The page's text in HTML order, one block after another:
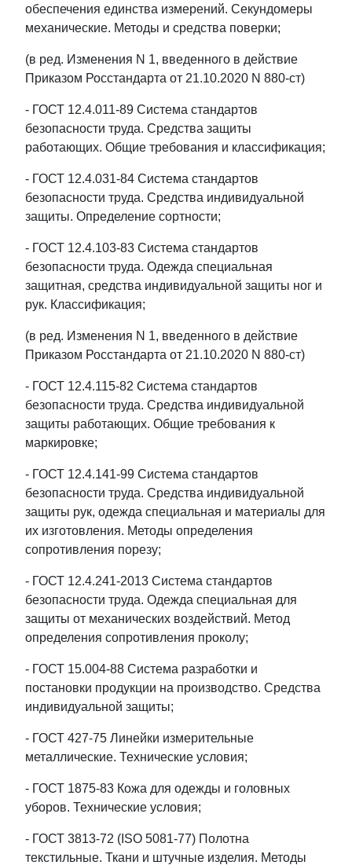
обеспечения единства измерений. Секундомеры
механические. Методы и средства поверки;
(в ред. Изменения N 1, введенного в действие
Приказом Росстандарта от 21.10.2020 N 880-ст)
- ГОСТ 12.4.011-89 Система стандартов
безопасности труда. Средства защиты
работающих. Общие требования и классификация;
- ГОСТ 12.4.031-84 Система стандартов
безопасности труда. Средства индивидуальной
защиты. Определение сортности;
- ГОСТ 12.4.103-83 Система стандартов
безопасности труда. Одежда специальная
защитная, средства индивидуальной защиты ног и
рук. Классификация;
(в ред. Изменения N 1, введенного в действие
Приказом Росстандарта от 21.10.2020 N 880-ст)
- ГОСТ 12.4.115-82 Система стандартов
безопасности труда. Средства индивидуальной
защиты работающих. Общие требования к
маркировке;
- ГОСТ 12.4.141-99 Система стандартов
безопасности труда. Средства индивидуальной
защиты рук, одежда специальная и материалы для
их изготовления. Методы определения
сопротивления порезу;
- ГОСТ 12.4.241-2013 Система стандартов
безопасности труда. Одежда специальная для
защиты от механических воздействий. Метод
определения сопротивления проколу;
- ГОСТ 15.004-88 Система разработки и
постановки продукции на производство. Средства
индивидуальной защиты;
- ГОСТ 427-75 Линейки измерительные
металлические. Технические условия;
- ГОСТ 1875-83 Кожа для одежды и головных
уборов. Технические условия;
- ГОСТ 3813-72 (ISO 5081-77) Полотна
текстильные. Ткани и штучные изделия. Методы